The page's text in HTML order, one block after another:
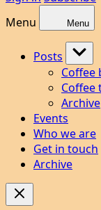
Menu
Menu
Posts
Coffee
Coffee
Archive
Events
Who we are
Get in touch
Archive